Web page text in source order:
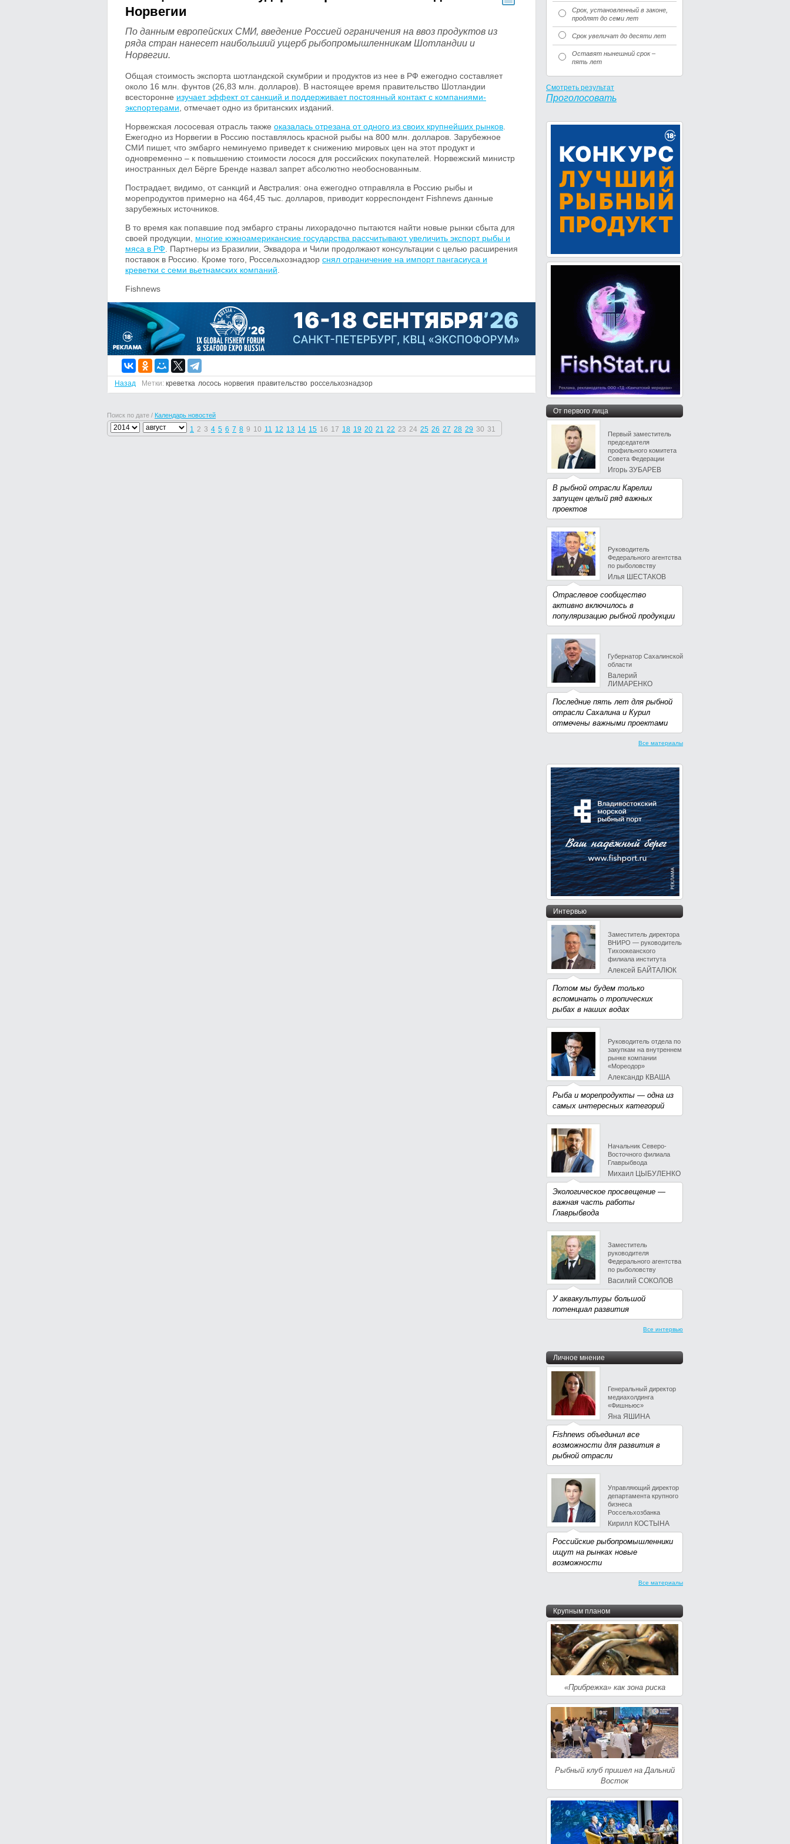
Норвегии
По данным европейских СМИ, введение Россией ограничения на ввоз продуктов из
ряда стран нанесет наибольший ущерб рыбопромышленникам Шотландии и
Норвегии.
Общая стоимость экспорта шотландской скумбрии и продуктов из нее в РФ ежегодно составляет
около 16 млн. фунтов (26,83 млн. долларов). В настоящее время правительство Шотландии
всесторонне изучает эффект от санкций и поддерживает постоянный контакт с компаниями-
экспортерами , отмечает одно из британских изданий.
Норвежская лососевая отрасль также оказалась отрезана от одного из своих крупнейших рынков
Ежегодно из Норвегии в Россию поставлялось красной рыбы на 800 млн. долларов. Зарубежное
СМИ пишет, что эмбарго неминуемо приведет к снижению мировых цен на этот продукт и
одновременно – к повышению стоимости лосося для российских покупателей. Норвежский министр
иностранных дел Бёрге Бренде назвал запрет абсолютно необоснованным.
Пострадает, видимо, от санкций и Австралия: она ежегодно отправляла в Россию рыбы и
морепродуктов примерно на 464,45 тыс. долларов, приводит корреспондент Fishnews данные
зарубежных источников.
В то время как попавшие под эмбарго страны лихорадочно пытаются найти новые рынки сбыта для
своей продукции, многие южноамериканские государства рассчитывают увеличить экспорт рыбы и
мяса в РФ . Партнеры из Бразилии, Эквадора и Чили продолжают консультации с целью расширения
поставок в Россию. Кроме того, Россельхознадзор снял ограничение на импорт пангасиуса и
креветки с семи вьетнамских компаний
Fishnews
Назад Метки: креветка лосось норвегия правительство россельхознадзор
Поиск по дате / Календарь новостей
1 2 3 4 5 6 7 8 9 10 11 12 13 14 15 16 17 18 19 20 21 22 23 24 25 26 27 28 29 30 31
Срок, установленный в законе,
продлят до семи лет
Срок увеличат до десяти лет
Оставят нынешний срок –
пять лет
Смотреть результат
Проголосовать
От первого лица
Первый заместитель
председателя
профильного комитета
Совета Федерации
Игорь ЗУБАРЕВ
В рыбной отрасли Карелии
запущен целый ряд важных
проектов
Руководитель
Федерального агентства
по рыболовству
Илья ШЕСТАКОВ
Отраслевое сообщество
активно включилось в
популяризацию рыбной продукции
Губернатор Сахалинской
области
Валерий
ЛИМАРЕНКО
Последние пять лет для рыбной
отрасли Сахалина и Курил
отмечены важными проектами
Все материалы
Интервью
Заместитель директора
ВНИРО — руководитель
Тихоокеанского
филиала института
Алексей БАЙТАЛЮК
Потом мы будем только
вспоминать о тропических
рыбах в наших водах
Руководитель отдела по
закупкам на внутреннем
рынке компании
«Мореодор»
Александр КВАША
Рыба и морепродукты — одна из
самых интересных категорий
Начальник Северо-
Восточного филиала
Главрыбвода
Михаил ЦЫБУЛЕНКО
Экологическое просвещение —
важная часть работы
Главрыбвода
Заместитель
руководителя
Федерального агентства
по рыболовству
Василий СОКОЛОВ
У аквакультуры большой
потенциал развития
Все интервью
Личное мнение
Генеральный директор
медиахолдинга
«Фишньюс»
Яна ЯШИНА
Fishnews объединил все
возможности для развития в
рыбной отрасли
Управляющий директор
департамента крупного
бизнеса
Россельхозбанка
Кирилл КОСТЫНА
Российские рыбопромышленники
ищут на рынках новые
возможности
Все материалы
Крупным планом
«Прибрежка» как зона риска
Рыбный клуб пришел на Дальний
Восток